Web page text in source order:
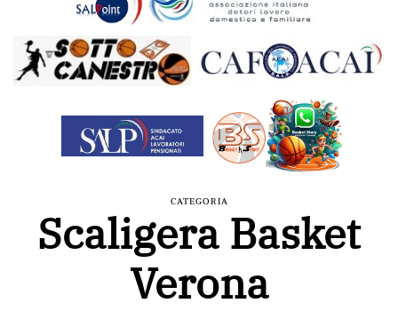
CATEGORIA
Scaligera Basket
Verona